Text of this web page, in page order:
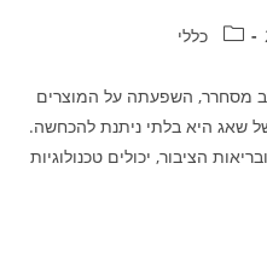
קטגוריה:
כללי
מסחרר, השפעתה על המוצרים
שאג היא בלתי ניתנת להכחשה.
הציבור, יכולים טכנולוגיות